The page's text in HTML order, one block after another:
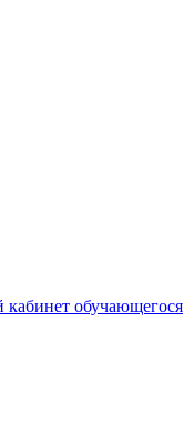
обучающегося